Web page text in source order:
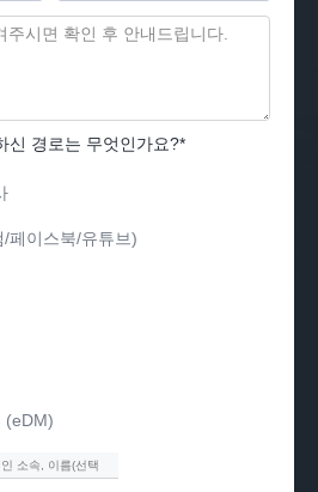
신 경로는 무엇인가요?*
페이스북/유튜브)
(eDM)